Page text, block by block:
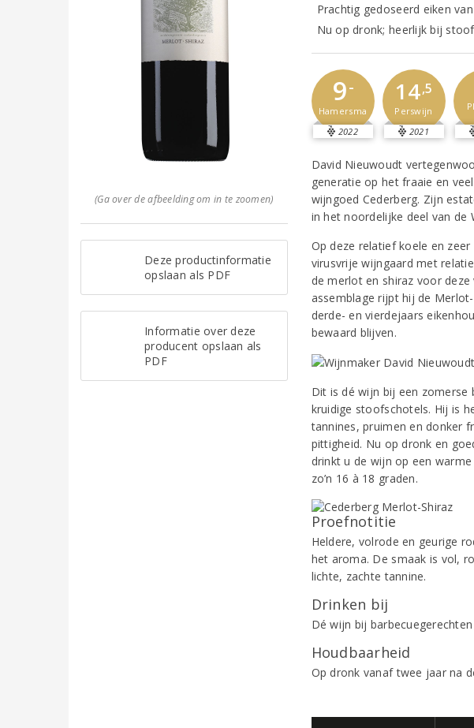
(Ga over de afbeelding om in te zoomen)
Deze productinformatie
opslaan als PDF
Informatie over deze
producent opslaan als
PDF
Prachtig gedoseerd eiken
Nu op dronk; heerlijk bij
9-
Hamersma
2022
14,5
Perswijn
2021
David Nieuwoudt
generatie op het fraaie en
wijngoed Cederberg. Zijn
in het noordelijke deel van de
Op deze relatief koele en
virusvrije wijngaard met
de merlot en shiraz voor
assemblage rijpt hij de
derde- en vierdejaars
bewaard blijven.
Dit is dé wijn bij een zomerse
kruidige stoofschotels. Hij is
tannines, pruimen en donker
pittigheid. Nu op dronk en
drinkt u de wijn op een
zo’n 16 à 18 graden.
Proefnotitie
Heldere, volrode en geurige
het aroma. De smaak is vol,
lichte, zachte tannine.
Drinken bij
Dé wijn bij
Houdbaarheid
Op dronk vanaf twee jaar na